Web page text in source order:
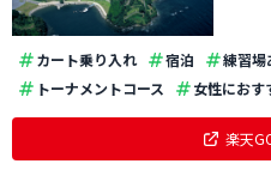
カート乗り入れ 宿泊 練習場
トーナメントコース
女性におす
楽天